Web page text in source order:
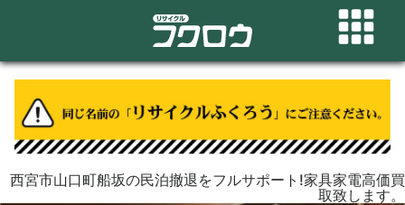
西宮市山口町船坂の民泊撤退をフルサポート!家具家電高価買
取致します。